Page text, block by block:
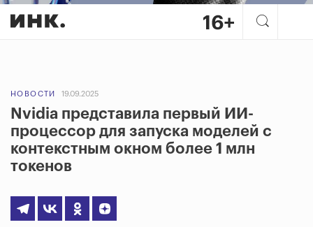
НОВОСТИ 19.09.2025
Nvidia представила первый ИИ-
процессор для запуска моделей с
контекстным окном более 1 млн
токенов